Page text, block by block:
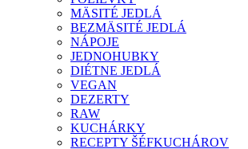
MÄSITÉ JEDLÁ
BEZMÄSITÉ JEDLÁ
NÁPOJE
JEDNOHUBKY
DIÉTNE JEDLÁ
VEGAN
DEZERTY
RAW
KUCHÁRKY
RECEPTY ŠÉFKUCHÁROV